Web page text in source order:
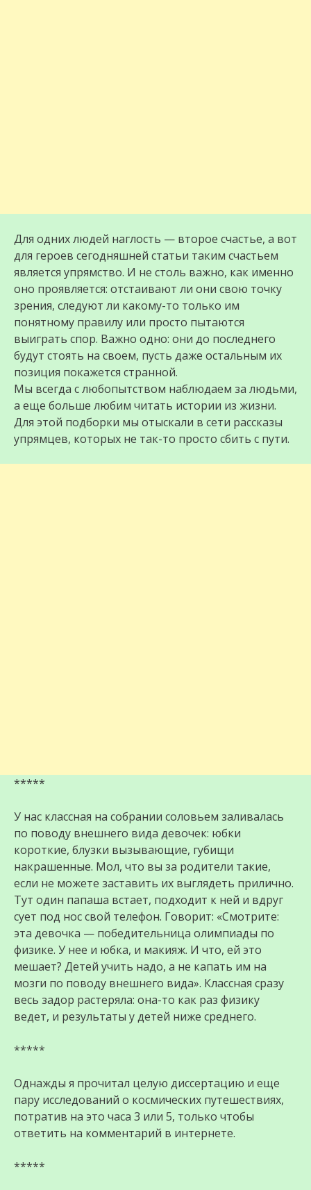
Для одних людей наглость — второе счастье, а вот
для героев сегодняшней статьи таким счастьем
является упрямство. И не столь важно, как именно
оно проявляется: отстаивают ли они свою точку
зрения, следуют ли какому-то только им
понятному правилу или просто пытаются
выиграть спор. Важно одно: они до последнего
будут стоять на своем, пусть даже остальным их
позиция покажется странной.
Мы всегда с любопытством наблюдаем за людьми,
а еще больше любим читать истории из жизни.
Для этой подборки мы отыскали в сети рассказы
упрямцев, которых не так-то просто сбить с пути.
*****
У нас классная на собрании соловьем заливалась
по поводу внешнего вида девочек: юбки
короткие, блузки вызывающие, губищи
накрашенные. Мол, что вы за родители такие,
если не можете заставить их выглядеть прилично.
Тут один папаша встает, подходит к ней и вдруг
сует под нос свой телефон. Говорит: «Смотрите:
эта девочка — победительница олимпиады по
физике. У нее и юбка, и макияж. И что, ей это
мешает? Детей учить надо, а не капать им на
мозги по поводу внешнего вида». Классная сразу
весь задор растеряла: она-то как раз физику
ведет, и результаты у детей ниже среднего.
*****
Однажды я прочитал целую диссертацию и еще
пару исследований о космических путешествиях,
потратив на это часа 3 или 5, только чтобы
ответить на комментарий в интернете.
*****